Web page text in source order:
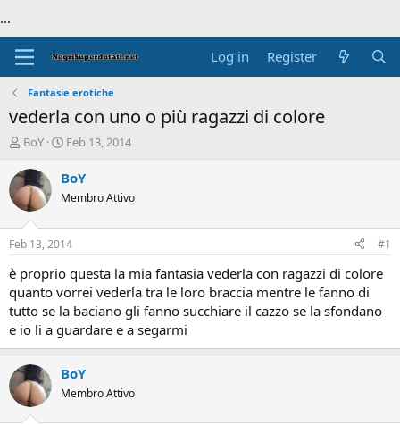
...
Log in Register
Fantasie erotiche
vederla con uno o più ragazzi di colore
T
r
e
a
d
t
a
t
e
r
BoY
S
a
t
a
t
e
Feb 13, 2014
BoY
Membro Attivo
Feb 13, 2014 #1
è proprio questa la mia fantasia vederla con ragazzi di colore
quanto vorrei vederla tra le loro braccia mentre le fanno di
tutto se la baciano gli fanno succhiare il cazzo se la sfondano
e io li a guardare e a segarmi
BoY
Membro Attivo